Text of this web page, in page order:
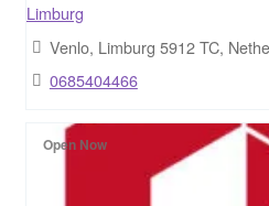
Limburg
Venlo, Limburg 5912 TC,
0685404466
Open Now